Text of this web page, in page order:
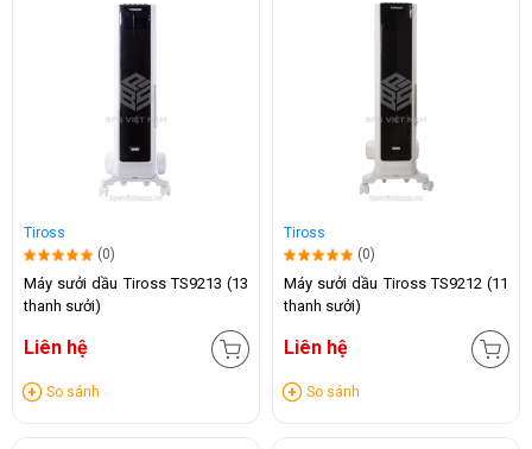
Tiross
(0)
Máy sưởi dầu Tiross TS9213 (13
thanh sưởi)
Liên hệ
So sánh
Tiross
(0)
Máy sưởi dầu Tiross TS9212 (11
thanh sưởi)
Liên hệ
So sánh